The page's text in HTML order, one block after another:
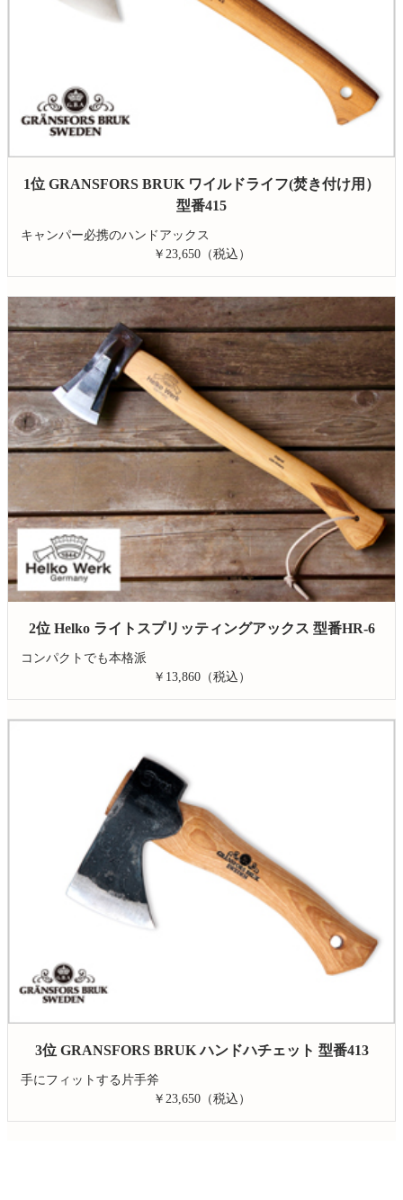
1位 GRANSFORS BRUK ワイルドライフ(焚き付け用）
型番415
キャンパー必携のハンドアックス
￥23,650（税込）
2位 Helko ライトスプリッティングアックス 型番HR-6
コンパクトでも本格派
￥13,860（税込）
3位 GRANSFORS BRUK ハンドハチェット 型番413
手にフィットする片手斧
￥23,650（税込）